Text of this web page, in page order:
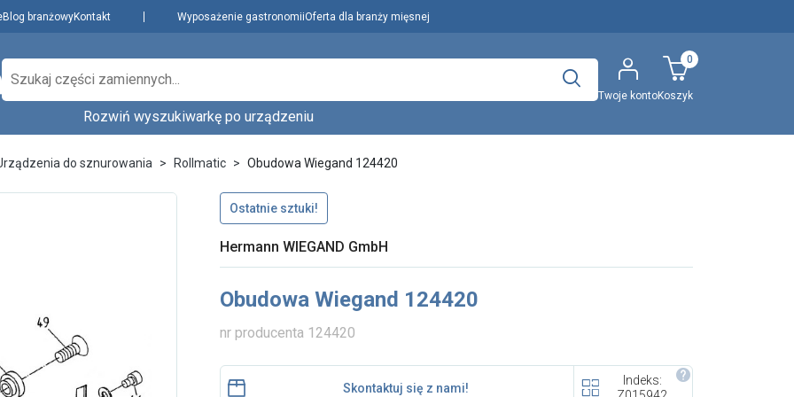
Blog branżowyKontakt Wyposażenie gastronomiiOferta dla branży mięsnej
Producenci
Najpopularniejsi
Dowiedz się więcej
Aktualności i porady
Płatności i dostawa
O nas
Regulamin
i cookies
Skontaktuj się z nami
Polecany artykuł
urządzeń dla przetwórstwa
Twoje kontoKoszyk
0
Wybierz model...
Rozwiń wyszukiwarkę po urządzeniu
do sznurowania Rollmatic Obudowa Wiegand 124420
Ostatnie sztuki!
Hermann WIEGAND GmbH
Obudowa Wiegand 124420
nr producenta 124420
Skontaktuj się z nami!
Indeks: